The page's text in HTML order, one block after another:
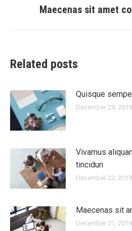
Next
Maecenas sit amet
Related posts
Quisque
December 29, 2019
Vivamus
tincidun
December 22, 2019
Maecenas sit
December 21, 2019